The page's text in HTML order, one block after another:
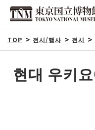
TOP 전시/행사 전시
현대 우키